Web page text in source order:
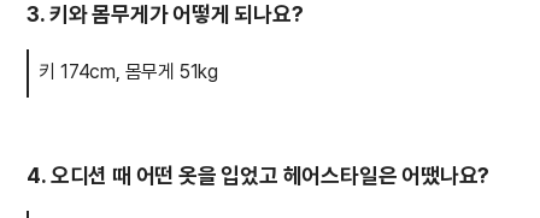
3. 키와 몸무게가 어떻게 되나요?
키 174cm, 몸무게 51kg
4. 오디션 때 어떤 옷을 입었고 헤어스타일은 어땠나요?